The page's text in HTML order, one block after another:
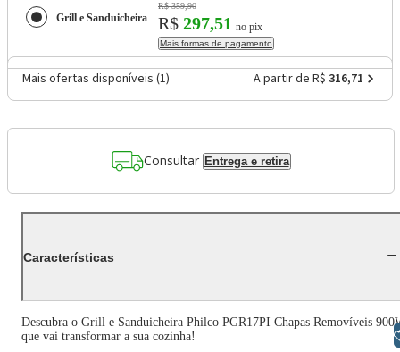
Grill e Sanduicheira Philco PGR17PI Chapas Removíveis 900W
R$ 359,90
R$ 297,51 no pix
Mais formas de pagamento
Mais ofertas disponíveis (1) A partir de R$ 316,71
Consultar Entrega e retira
Características
Descubra o Grill e Sanduicheira Philco PGR17PI Chapas Removíveis
que vai transformar a sua cozinha!